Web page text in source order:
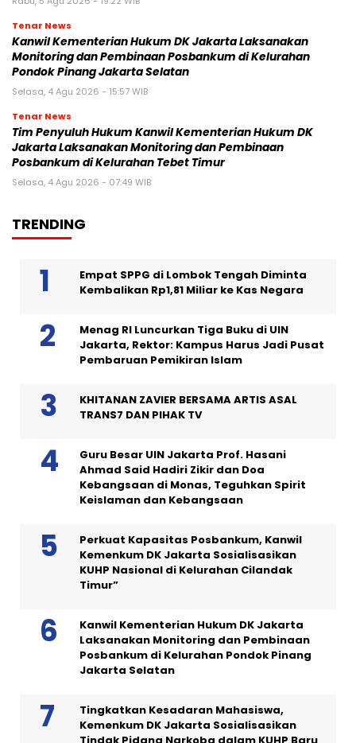
Tenar News
Kanwil Kementerian Hukum DK Jakarta Laksanakan
Monitoring dan Pembinaan Posbankum di Kelurahan
Pondok Pinang Jakarta Selatan
Selasa, 4 Agu 2026 - 15:57 WIB
Tenar News
Tim Penyuluh Hukum Kanwil Kementerian Hukum DK
Jakarta Laksanakan Monitoring dan Pembinaan
Posbankum di Kelurahan Tebet Timur
Selasa, 4 Agu 2026 - 07:49 WIB
TRENDING
Empat SPPG di Lombok Tengah Diminta
Kembalikan Rp1,81 Miliar ke Kas Negara
Menag RI Luncurkan Tiga Buku di UIN
Jakarta, Rektor: Kampus Harus Jadi Pusat
Pembaruan Pemikiran Islam
KHITANAN ZAVIER BERSAMA ARTIS ASAL
TRANS7 DAN PIHAK TV
Guru Besar UIN Jakarta Prof. Hasani
Ahmad Said Hadiri Zikir dan Doa
Kebangsaan di Monas, Teguhkan Spirit
Keislaman dan Kebangsaan
Perkuat Kapasitas Posbankum, Kanwil
Kemenkum DK Jakarta Sosialisasikan
KUHP Nasional di Kelurahan Cilandak
Timur”
Kanwil Kementerian Hukum DK Jakarta
Laksanakan Monitoring dan Pembinaan
Posbankum di Kelurahan Pondok Pinang
Jakarta Selatan
Tingkatkan Kesadaran Mahasiswa,
Kemenkum DK Jakarta Sosialisasikan